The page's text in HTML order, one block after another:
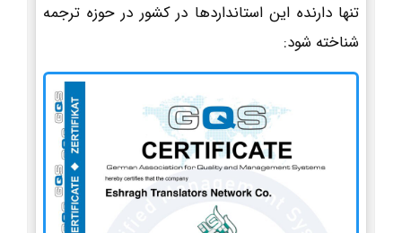
تنها دارنده این استانداردها در کشور در حوزه ترجمه
شناخته شود: